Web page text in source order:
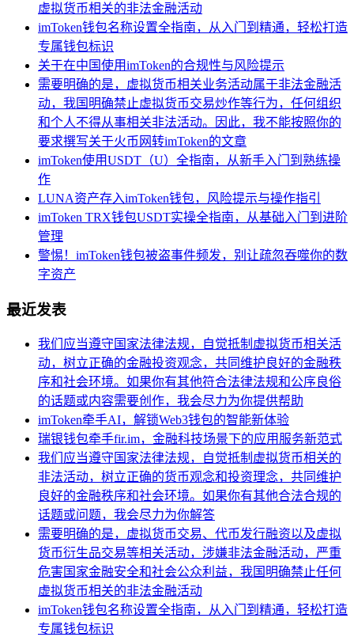
虚拟货币相关的非法金融活动
imToken钱包名称设置全指南，从入门到精通，轻松打造
专属钱包标识
关于在中国使用imToken的合规性与风险提示
需要明确的是，虚拟货币相关业务活动属于非法金融活
动，我国明确禁止虚拟货币交易炒作等行为，任何组织
和个人不得从事相关非法活动。因此，我不能按照你的
要求撰写关于火币网转imToken的文章
imToken使用USDT（U）全指南，从新手入门到熟练操
作
LUNA资产存入imToken钱包，风险提示与操作指引
imToken TRX钱包USDT实操全指南，从基础入门到进阶
管理
警惕！imToken钱包被盗事件频发，别让疏忽吞噬你的数
字资产
最近发表
我们应当遵守国家法律法规，自觉抵制虚拟货币相关活
动，树立正确的金融投资观念，共同维护良好的金融秩
序和社会环境。如果你有其他符合法律法规和公序良俗
的话题或内容需要创作，我会尽力为你提供帮助
imToken牵手AI，解锁Web3钱包的智能新体验
瑞银钱包牵手fir.im，金融科技场景下的应用服务新范式
我们应当遵守国家法律法规，自觉抵制虚拟货币相关的
非法活动，树立正确的货币观念和投资理念，共同维护
良好的金融秩序和社会环境。如果你有其他合法合规的
话题或问题，我会尽力为你解答
需要明确的是，虚拟货币交易、代币发行融资以及虚拟
货币衍生品交易等相关活动，涉嫌非法金融活动，严重
危害国家金融安全和社会公众利益，我国明确禁止任何
虚拟货币相关的非法金融活动
imToken钱包名称设置全指南，从入门到精通，轻松打造
专属钱包标识